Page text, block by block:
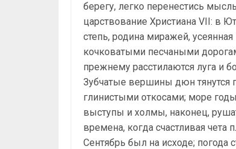
берегу, легко перенестись
царствование Христиана VII: в
степь, родина миражей,
кочковатыми песчаными
прежнему расстилаются луга и
Зубчатые вершины дюн тянутся
глинистыми откосами; море
выступы и холмы, наконец,
времена, когда счастливая чета
Сентябрь был на исходе; погода